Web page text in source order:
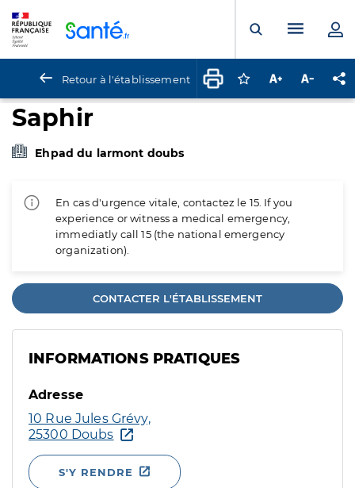
Ouvrir laMenu
Retour à l'établissement Connectez-vous
Augmenter la
Saphir
Ehpad du larmont doubs
En cas d'urgence vitale, contactez le 15. If you
experience or witness a medical emergency,
immediatly call 15 (the national emergency
organization).
CONTACTER L'ÉTABLISSEMENT
INFORMATIONS PRATIQUES
Adresse
10 Rue Jules Grévy,
25300 Doubs
S'Y RENDRE